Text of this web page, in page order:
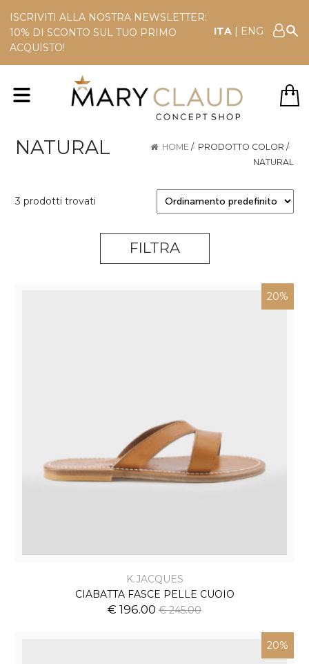
ISCRIVITI ALLA NOSTRA NEWSLETTER:
10% DI SCONTO SUL TUO PRIMO
ACQUISTO!
ITA | ENG
NATURAL HOME / PRODOTTO COLOR /
NATURAL
3 prodotti trovati
FILTRA
20%
K.JACQUES
CIABATTA FASCE PELLE CUOIO
€ 196.00 € 245.00
20%